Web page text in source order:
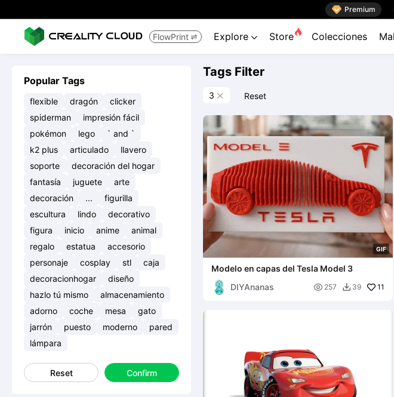
 Premium
FlowPrint  Explore  Store Colecciones
Popular Tags
flexible dragón
clicker
spiderman
impresión fácil
pokémon
lego
` and `
k2 plus
articulado
llavero
soporte
decoración del hogar
fantasía
juguete
arte
decoración
...
figurilla
escultura
lindo
decorativo
figura
inicio anime
animal
regalo
estatua
accesorio
personaje
cosplay stl
caja
decoracionhogar
diseño
hazlo tú mismo
almacenamiento
adorno
coche mesa
gato
jarrón
puesto moderno
pared
lámpara
Reset Confirm
Tags Filter
3  Reset
GIF
Modelo en capas del Tesla Model 3
DIYAnanas
 257  39 11